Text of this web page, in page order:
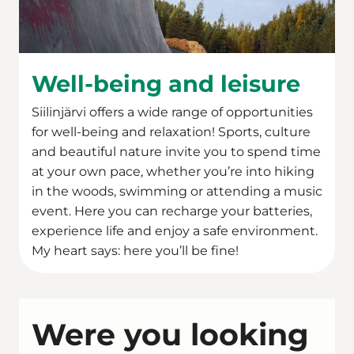
Well-being and leisure
Siilinjärvi offers a wide range of opportunities
for well-being and relaxation! Sports, culture
and beautiful nature invite you to spend time
at your own pace, whether you’re into hiking
in the woods, swimming or attending a music
event. Here you can recharge your batteries,
experience life and enjoy a safe environment.
My heart says: here you’ll be fine!
Were you looking